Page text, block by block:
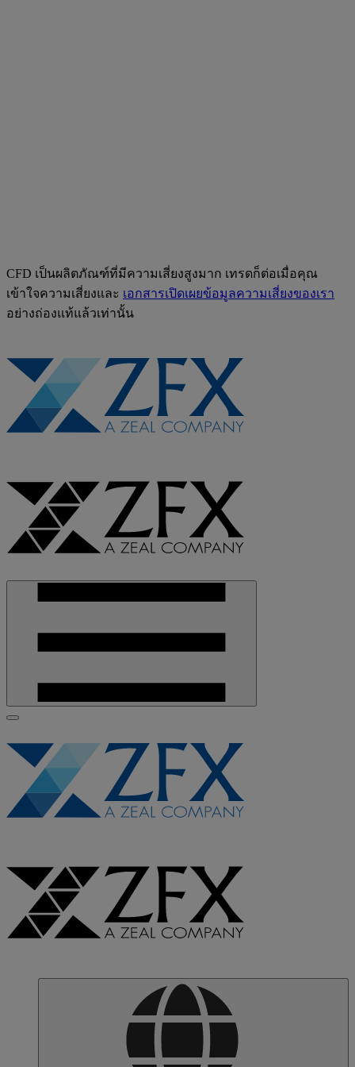
CFD เป็นผลิตภัณฑ์ที่มีความเสี่ยงสูงมาก เทรดก็ต่อเมื่อคุณ
เข้าใจความเสี่ยงและ เอกสารเปิดเผยข้อมูลความเสี่ยงของเรา
อย่างถ่องแท้แล้วเท่านั้น